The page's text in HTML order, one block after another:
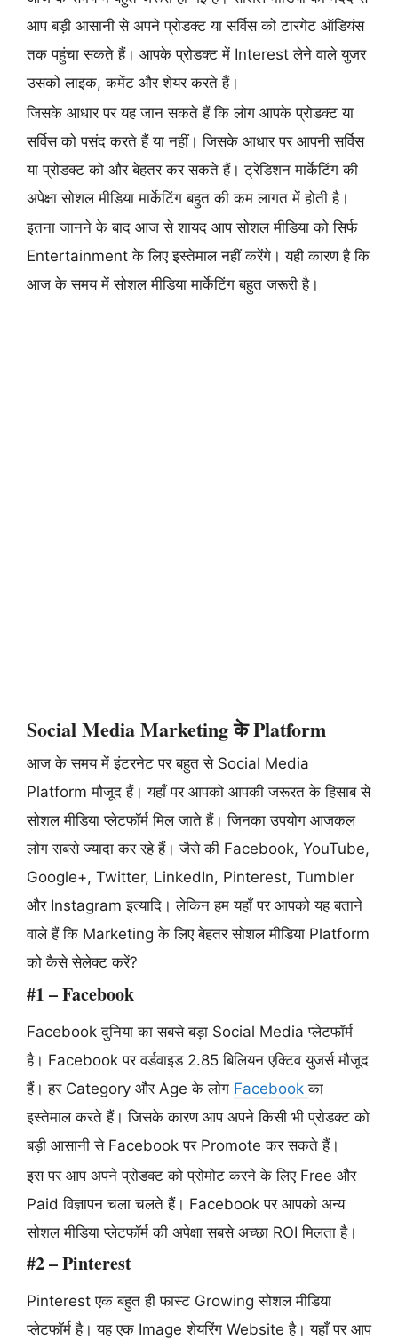
आप बड़ी आसानी से अपने प्रोडक्ट या सर्विस को टारगेट ऑडियंस
तक पहुंचा सकते हैं। आपके प्रोडक्ट में Interest लेने वाले युजर
उसको लाइक, कमेंट और शेयर करते हैं।
जिसके आधार पर यह जान सकते हैं कि लोग आपके प्रोडक्ट या
सर्विस को पसंद करते हैं या नहीं। जिसके आधार पर आपनी सर्विस
या प्रोडक्ट को और बेहतर कर सकते हैं। ट्रेडिशन मार्केटिंग की
अपेक्षा सोशल मीडिया मार्केटिंग बहुत की कम लागत में होती है।
इतना जानने के बाद आज से शायद आप सोशल मीडिया को सिर्फ
Entertainment के लिए इस्तेमाल नहीं करेंगे। यही कारण है कि
आज के समय में सोशल मीडिया मार्केटिंग बहुत जरूरी है।
Social Media Marketing के Platform
आज के समय में इंटरनेट पर बहुत से Social Media
Platform मौजूद हैं। यहाँ पर आपको आपकी जरूरत के हिसाब से
सोशल मीडिया प्लेटफॉर्म मिल जाते हैं। जिनका उपयोग आजकल
लोग सबसे ज्यादा कर रहे हैं। जैसे की Facebook, YouTube,
Google+, Twitter, LinkedIn, Pinterest, Tumbler
और Instagram इत्यादि। लेकिन हम यहाँ पर आपको यह बताने
वाले हैं कि Marketing के लिए बेहतर सोशल मीडिया Platform
को कैसे सेलेक्ट करें?
#1 – Facebook
Facebook दुनिया का सबसे बड़ा Social Media प्लेटफॉर्म
है। Facebook पर वर्डवाइड 2.85 बिलियन एक्टिव युजर्स मौजूद
हैं। हर Category और Age के लोग Facebookका
इस्तेमाल करते हैं। जिसके कारण आप अपने किसी भी प्रोडक्ट को
बड़ी आसानी से Facebook पर Promote कर सकते हैं।
इस पर आप अपने प्रोडक्ट को प्रोमोट करने के लिए Free और
Paid विज्ञापन चला चलते हैं। Facebook पर आपको अन्य
सोशल मीडिया प्लेटफॉर्म की अपेक्षा सबसे अच्छा ROI मिलता है।
#2 – Pinterest
Pinterest एक बहुत ही फास्ट Growing सोशल मीडिया
प्लेटफॉर्म है। यह एक Image शेयरिंग Website है। यहाँ पर आप